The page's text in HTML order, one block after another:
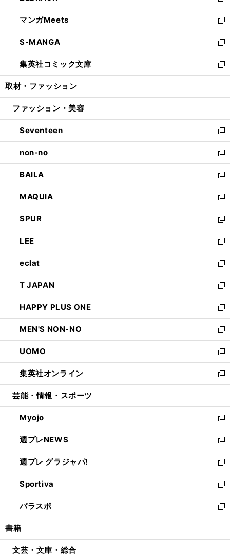
開
く
ウ
で
開
く
ン
ド
ウ
で
開
く
ウ
ィ
ン
ド
ウ
で
開
し
い
ウ
ィ
ン
ド
ウ
開
マンガMeets
新
し
い
ウ
ィ
ン
ウ
開
く
S-MANGA
新
し
い
ウ
ン
ウ
で
開
く
集英社コミック文庫
新
し
ウ
ン
ド
ウ
で
開
く
取材・ファッション
ファッション・美容
Seventeen
新
し
い
ウ
ィ
ン
ド
ウ
で
開
く
non-no
新
し
い
ウ
ィ
ン
ド
ウ
で
開
く
BAILA
新
し
い
ウ
ィ
ン
ド
ウ
で
開
く
MAQUIA
新
し
い
ウ
ィ
ン
ド
ウ
で
開
く
SPUR
新
し
い
ウ
ィ
ン
ド
ウ
で
開
く
LEE
新
し
い
ウ
ィ
ン
ド
ウ
で
開
く
eclat
新
し
い
ウ
ィ
ン
ド
ウ
で
開
く
T JAPAN
新
し
い
ウ
ィ
ン
ド
ウ
で
開
HAPPY PLUS ONE
新
し
い
ウ
ィ
ン
ド
ウ
開
く
MEN'S NON-NO
新
し
い
ウ
ィ
ン
ウ
で
開
く
UOMO
新
し
い
ウ
ン
ド
ウ
で
開
く
集英社オンライン
新
し
ウ
ィ
ン
ド
ウ
で
開
く
芸能・情報・スポーツ
Myojo
新
し
い
ウ
ィ
ン
ド
ウ
で
開
週プレNEWS
新
し
い
ウ
ィ
ン
ド
ウ
開
週プレ グラジャパ!
新
し
い
ウ
ィ
ン
ウ
Sportiva
新
し
い
ウ
ン
パラスポ
新
し
ウ
書籍
文芸・文庫・総合